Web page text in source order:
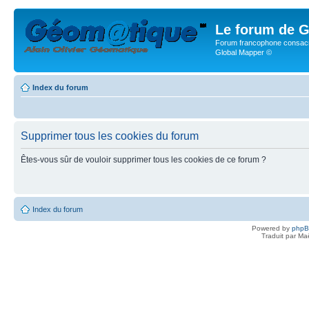
Le forum de
Forum francophone
Global Mapper ©
Index du forum
Supprimer tous les cookies du forum
Êtes-vous sûr de vouloir supprimer tous les cookies de ce forum ?
Index du forum
Powered by
Traduit par